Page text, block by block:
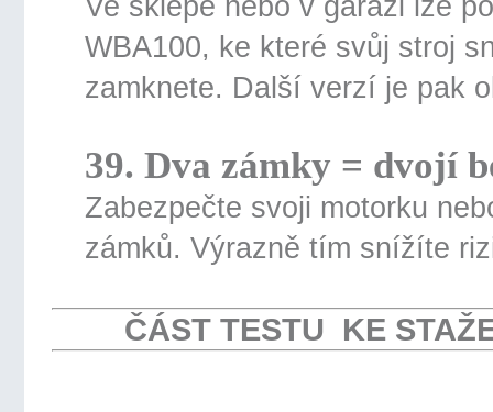
Ve sklepě nebo v garáži lze
WBA100, ke které svůj stroj
zamknete. Další verzí je pak
39. Dva zámky = dvojí
Zabezpečte svoji motorku
zámků. Výrazně tím snížíte
ČÁST TESTU KE